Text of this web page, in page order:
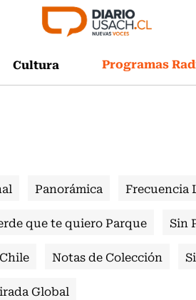
Cultura Programas
Panorámica Frecuencia
que te quiero Parque
Sin
Notas de Colección
Global